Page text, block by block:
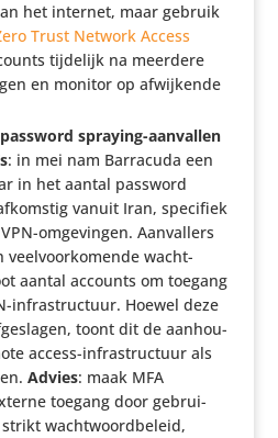
het internet, maar gebruik
Trust Network Access
tijdelijk na meerdere
en monitor op afwij­kende
spraying-aanvallen
: in mei nam Barracuda een
in het aantal password
vanuit Iran, specifiek
omge­vingen. Aanval­lers
veel­voor­ko­mende wacht­
aantal accounts om toegang
infra­struc­tuur. Hoewel deze
toont dit de aanhou­
access-infra­struc­tuur als
Advies: maak MFA
toegang door gebrui­
wacht­woord­be­leid,